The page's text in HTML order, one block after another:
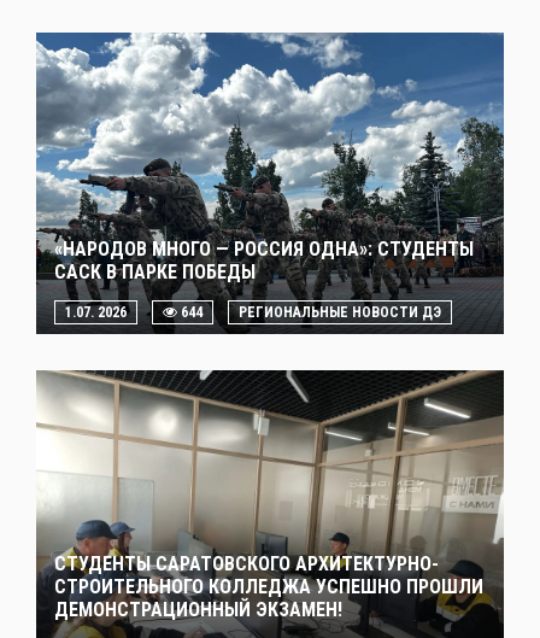
«НАРОДОВ МНОГО — РОССИЯ ОДНА»: СТУДЕНТЫ
САСК В ПАРКЕ ПОБЕДЫ
1.07. 2026 644 РЕГИОНАЛЬНЫЕ НОВОСТИ ДЭ
СТУДЕНТЫ САРАТОВСКОГО АРХИТЕКТУРНО-
СТРОИТЕЛЬНОГО КОЛЛЕДЖА УСПЕШНО ПРОШЛИ
ДЕМОНСТРАЦИОННЫЙ ЭКЗАМЕН!